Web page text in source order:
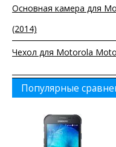
Основная камера для
(2014)
Чехол для Motorola
Популярные